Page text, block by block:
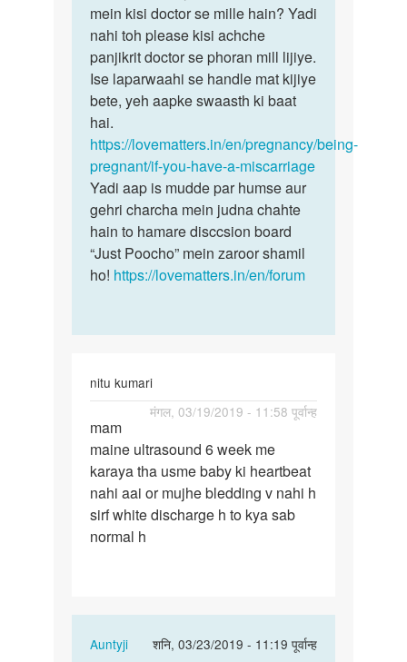
Mam
mera
6
week
me…
Nandini
bete
kya
aap
is…
mein kisi doctor se mille hain? Yadi
nahi toh please kisi achche
panjikrit doctor se phoran mill lijiye.
Ise laparwaahi se handle mat kijiye
bete, yeh aapke swaasth ki baat
hai.
https://lovematters.in/en/pregnancy/being-
pregnant/if-you-have-a-miscarriage
Yadi aap is mudde par humse aur
gehri charcha mein judna chahte
hain to hamare disccsion board
“Just Poocho” mein zaroor shamil
ho! https://lovematters.in/en/forum
nitu kumari
मंगल, 03/19/2019 - 11:58 पूर्वान्ह
mam
maine
ultrasound
6
week…
mam
maine ultrasound 6 week me
karaya tha usme baby ki heartbeat
nahi aai or mujhe bledding v nahi h
sirf white discharge h to kya sab
normal h
Auntyji
शनि, 03/23/2019 - 11:19 पूर्वान्ह
In